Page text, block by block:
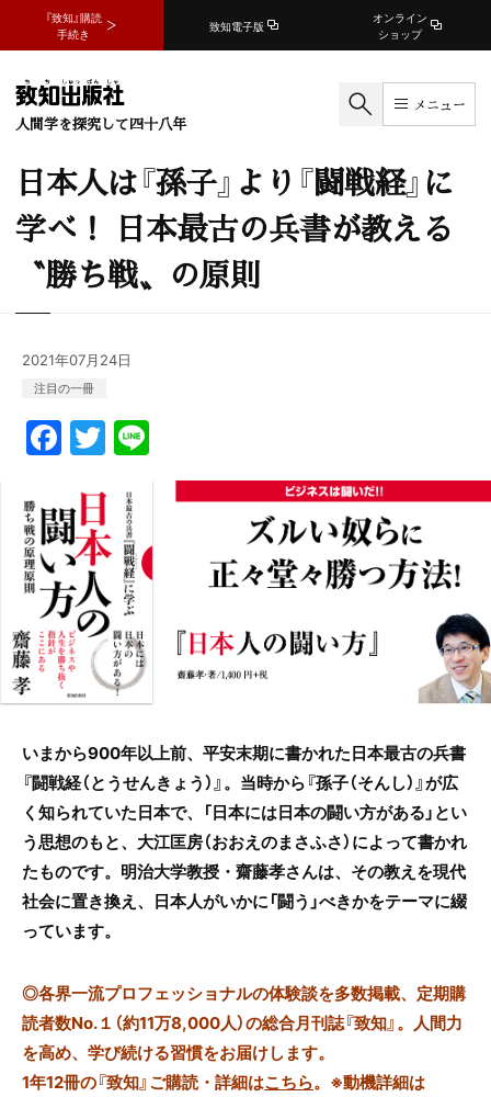
『致知』購読
手続き
致知電子版
オンライン
ショップ
人間学を探究して四十八年
メニュー
日本人は『孫子』より『闘戦経』に
学べ！ 日本最古の兵書が教える
〝勝ち戦〟の原則
2021年07月24日
注目の一冊
F
a
c
e
b
o
o
k
T
w
itt
er
n
いまから900年以上前、平安末期に書かれた日本最古の兵書
『闘戦経（とうせんきょう）』。当時から『孫子（そんし）』が広
く知られていた日本で、「日本には日本の闘い方がある」とい
う思想のもと、大江匡房（おおえのまさふさ）によって書かれ
たものです。明治大学教授・齋藤孝さんは、その教えを現代
社会に置き換え、日本人がいかに「闘う」べきかをテーマに綴
っています。
◎各界一流プロフェッショナルの体験談を多数掲載、定期購
読者数No.１（約11万8,000人）の総合月刊誌『致知』。人間力
を高め、学び続ける習慣をお届けします。
1年12冊の『致知』ご購読・詳細はこちら。 ※動機詳細は